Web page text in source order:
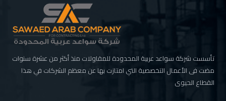
تأسست شركة سواعد عربية المحدودة للمقاولات منذ أكثر من عشرة سنوات
مضت فى الأعمال التخصصية التي امتازت بها عن معظم الشركات في هذا
القطاع الحيوى